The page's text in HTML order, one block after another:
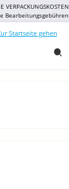
VERPACKUNGSKOSTEN
Bearbeitungsgebühren